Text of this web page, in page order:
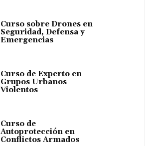
Curso sobre Drones en
Seguridad, Defensa y
Emergencias
Curso de Experto en
Grupos Urbanos
Violentos
Curso de
Autoprotección en
Conflictos Armados